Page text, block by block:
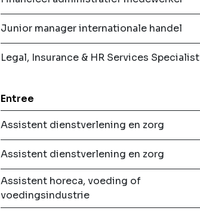
Junior manager internationale handel
Legal, Insurance & HR Services Specialist
Entree
Assistent dienstverlening en zorg
Assistent dienstverlening en zorg
Assistent horeca, voeding of
voedingsindustrie